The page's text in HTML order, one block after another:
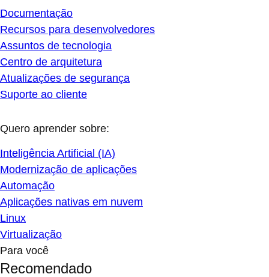
Documentação
Recursos para desenvolvedores
Assuntos de tecnologia
Centro de arquitetura
Atualizações de segurança
Suporte ao cliente
Quero aprender sobre:
Inteligência Artificial (IA)
Modernização de aplicações
Automação
Aplicações nativas em nuvem
Linux
Virtualização
Para você
Recomendado